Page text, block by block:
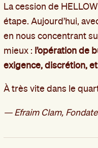
La cession de
étape. Aujourd’hui,
en nous concentrant
mieux : l’opération de
exigence, discrétion,
À très vite dans le
— Efraim Clam,